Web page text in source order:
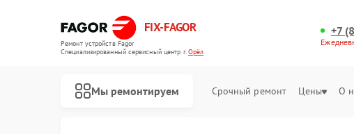
FIX-FAGOR
Ремонт устройств Fagor
Специализированный cервисный центр г.Орёл
+7
Мы ремонтируем Срочный ремонт Цены О